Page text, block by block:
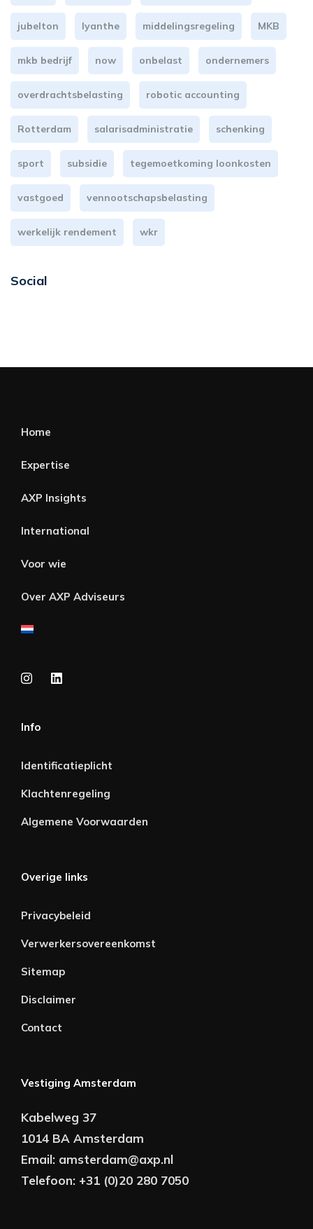
jubelton lyanthe middelingsregeling MKB
mkb bedrijf now onbelast ondernemers
overdrachtsbelasting robotic accounting
Rotterdam salarisadministratie schenking
sport subsidie tegemoetkoming loonkosten
vastgoed vennootschapsbelasting
werkelijk rendement wkr
Social
Home
Expertise
AXP Insights
International
Voor wie
Over AXP Adviseurs
Info
Identificatieplicht
Klachtenregeling
Algemene Voorwaarden
Overige links
Privacybeleid
Verwerkersovereenkomst
Sitemap
Disclaimer
Contact
Vestiging Amsterdam
Kabelweg 37
1014 BA Amsterdam
Email: amsterdam@axp.nl
Telefoon: +31 (0)20 280 7050